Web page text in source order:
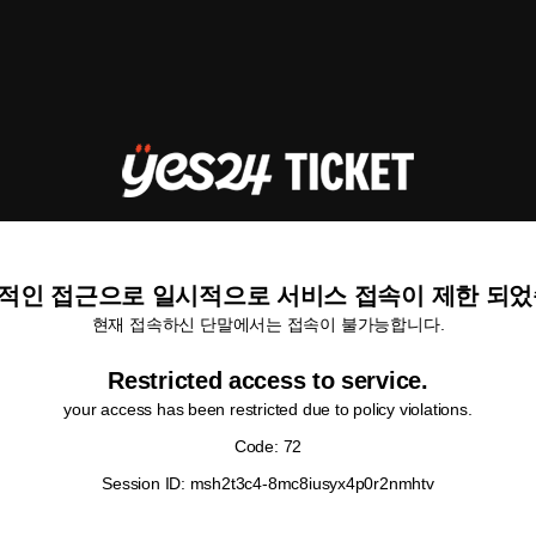
인 접근으로 일시적으로 서비스 접속이 제한 되
현재 접속하신 단말에서는 접속이 불가능합니다.
Restricted access to service.
your access has been restricted due to policy violations.
Code: 72
Session ID: msh2t3c4-8mc8iusyx4p0r2nmhtv